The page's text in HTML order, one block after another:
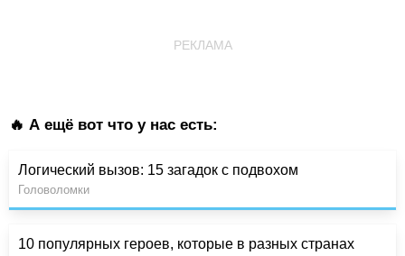
РЕКЛАМА
🔥 А ещё вот что у нас есть:
Логический вызов: 15 загадок с подвохом
Головоломки
10 популярных героев, которые в разных странах